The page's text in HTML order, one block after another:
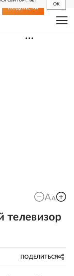
OK
ПОДПИСКА
телевизор
ПОДЕЛИТЬСЯ